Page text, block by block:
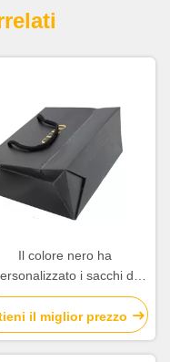
Il colore nero ha
i sacchi di
borse Eco del regalo
stampate abitudine
amichevole
il miglior prezzo